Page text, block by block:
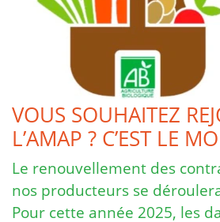
VOUS SOUHAITEZ
L’AMAP ? C’EST LE
Le renouvellement des
nos producteurs se
Pour cette année 2025, les